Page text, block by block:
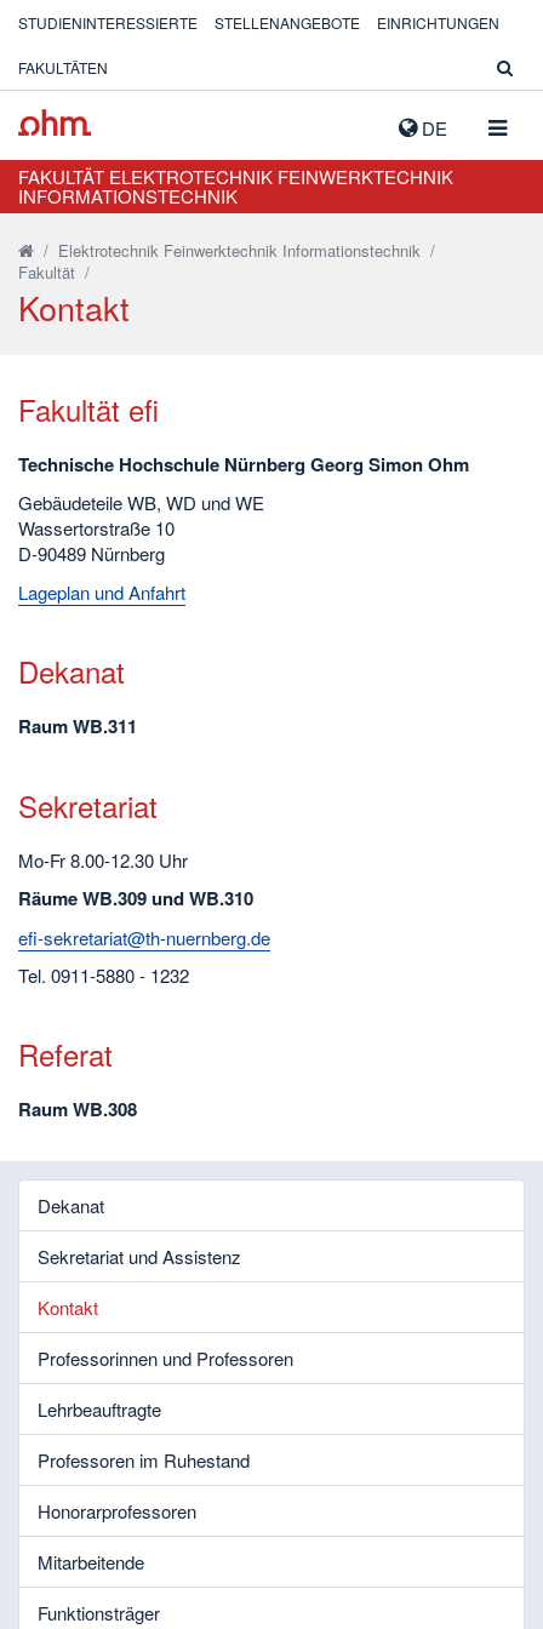
DE
STUDIENINTERESSIERTE STELLENANGEBOTE EINRICHTUNGEN
FAKULTÄTEN
FAKULTÄT ELEKTROTECHNIK FEINWERKTECHNIK
INFORMATIONSTECHNIK
/ Elektrotechnik Feinwerktechnik Informationstechnik /
Fakultät /
Kontakt
Fakultät efi
Technische Hochschule Nürnberg Georg Simon Ohm
Gebäudeteile WB, WD und WE
Wassertorstraße 10
D-90489 Nürnberg
Lageplan und Anfahrt
Dekanat
Raum WB.311
Sekretariat
Mo-Fr 8.00-12.30 Uhr
Räume WB.309 und WB.310
efi-sekretariat@th-nuernberg.de
Tel. 0911-5880 - 1232
Referat
Raum WB.308
Dekanat
Sekretariat und Assistenz
Kontakt
Professorinnen und Professoren
Lehrbeauftragte
Professoren im Ruhestand
Honorarprofessoren
Mitarbeitende
Funktionsträger